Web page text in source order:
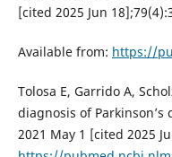
[cited 2025 Jun
Available from: https://
Tolosa E, Garrido A,
diagnosis of
2021 May 1 [cited 2025